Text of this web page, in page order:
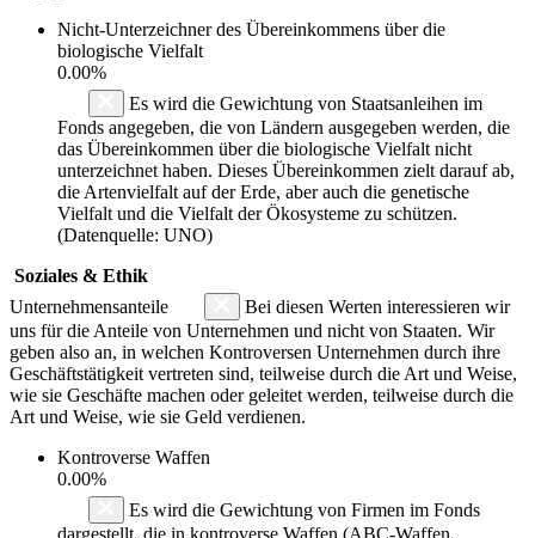
Nicht-Unterzeichner des Übereinkommens über die
biologische Vielfalt
0.00%
Es wird die Gewichtung von Staatsanleihen im
Fonds angegeben, die von Ländern ausgegeben werden, die
das Übereinkommen über die biologische Vielfalt nicht
unterzeichnet haben. Dieses Übereinkommen zielt darauf ab,
die Artenvielfalt auf der Erde, aber auch die genetische
Vielfalt und die Vielfalt der Ökosysteme zu schützen.
(Datenquelle: UNO)
Soziales & Ethik
Unternehmensanteile
Bei diesen Werten interessieren wir
uns für die Anteile von Unternehmen und nicht von Staaten. Wir
geben also an, in welchen Kontroversen Unternehmen durch ihre
Geschäftstätigkeit vertreten sind, teilweise durch die Art und Weise,
wie sie Geschäfte machen oder geleitet werden, teilweise durch die
Art und Weise, wie sie Geld verdienen.
Kontroverse Waffen
0.00%
Es wird die Gewichtung von Firmen im Fonds
dargestellt, die in kontroverse Waffen (ABC-Waffen,